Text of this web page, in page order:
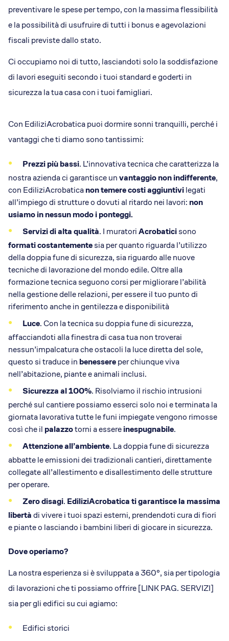
preventivare le spese per tempo, con la massima flessibilità
e la possibilità di usufruire di tutti i bonus e agevolazioni
fiscali previste dallo stato.
Ci occupiamo noi di tutto, lasciandoti solo la soddisfazione
di lavori eseguiti secondo i tuoi standard e goderti in
sicurezza la tua casa con i tuoi famigliari.
Con EdiliziAcrobatica puoi dormire sonni tranquilli, perché i
vantaggi che ti diamo sono tantissimi:
Prezzi più bassi. L’innovativa tecnica che caratterizza la
nostra azienda ci garantisce unvantaggio non indifferente,
con EdiliziAcrobaticanon temere costi aggiuntivilegati
all’impiego di strutture o dovuti al ritardo nei lavori: non
usiamo in nessun modo i ponteggi.
Servizi di alta qualità. I muratoriAcrobaticisono
formati costantementesia per quanto riguarda l’utilizzo
della doppia fune di sicurezza, sia riguardo alle nuove
tecniche di lavorazione del mondo edile. Oltre alla
formazione tecnica seguono corsi per migliorare l’abilità
nella gestione delle relazioni, per essere il tuo punto di
riferimento anche in gentilezza e disponibilità
Luce. Con la tecnica su doppia fune di sicurezza,
affacciandoti alla finestra di casa tua non troverai
nessun’impalcatura che ostacoli la luce diretta del sole,
questo si traduce in benessereper chiunque viva
nell’abitazione, piante e animali inclusi.
Sicurezza al 100%. Risolviamo il rischio intrusioni
perché sul cantiere possiamo esserci solo noi e terminata la
giornata lavorativa tutte le funi impiegate vengono rimosse
così che il palazzotorni a essereinespugnabile.
Attenzione all’ambiente. La doppia fune di sicurezza
abbatte le emissioni dei tradizionali cantieri, direttamente
collegate all’allestimento e disallestimento delle strutture
per operare.
Zero disagi. EdiliziAcrobaticati garantisce la massima
libertàdi vivere i tuoi spazi esterni, prendendoti cura di fiori
e piante o lasciando i bambini liberi di giocare in sicurezza.
Dove operiamo?
La nostra esperienza si è sviluppata a 360°, sia per tipologia
di lavorazioni che ti possiamo offrire [LINK PAG. SERVIZI]
sia per gli edifici su cui agiamo:
Edifici storici